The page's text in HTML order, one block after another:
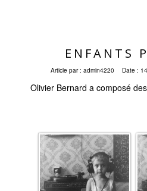
ENFANTS
Article par : admin4220 Date :
Olivier Bernard a composé